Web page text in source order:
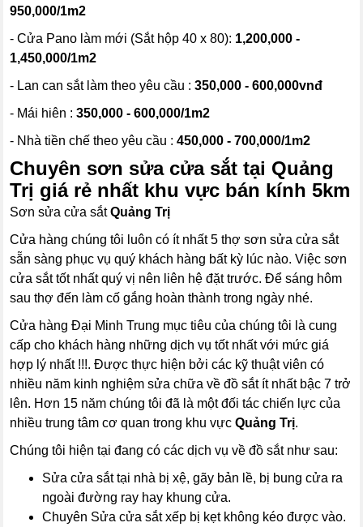
950,000/1m2
- Cửa Pano làm mới (Sắt hộp 40 x 80): 1,200,000 -
1,450,000/1m2
- Lan can sắt làm theo yêu cầu :350,000 - 600,000vnđ
- Mái hiên :350,000 - 600,000/1m2
- Nhà tiền chế theo yêu cầu :450,000 - 700,000/1m2
Chuyên sơn sửa cửa sắt tại Quảng
Trị giá rẻ nhất khu vực bán kính 5km
Sơn sửa cửa sắtQuảng Trị
Cửa hàng chúng tôi luôn có ít nhất 5 thợ sơn sửa cửa sắt
sẵn sàng phục vụ quý khách hàng bất kỳ lúc nào. Việc sơn
cửa sắt tốt nhất quý vị nên liên hệ đặt trước. Để sáng hôm
sau thợ đến làm cố gắng hoàn thành trong ngày nhé.
Cửa hàng Đại Minh Trung mục tiêu của chúng tôi là cung
cấp cho khách hàng những dịch vụ tốt nhất với mức giá
hợp lý nhất !!!. Được thực hiện bởi các kỹ thuật viên có
nhiều năm kinh nghiệm sửa chữa về đồ sắt ít nhất bậc 7 trở
lên. Hơn 15 năm chúng tôi đã là một đối tác chiến lực của
nhiều trung tâm cơ quan trong khu vựcQuảng Trị.
Chúng tôi hiện tại đang có các dịch vụ về đồ sắt như sau:
Sửa cửa sắt tại nhà bị xệ, gãy bản lề, bị bung cửa ra
ngoài đường ray hay khung cửa.
Chuyên Sửa cửa sắt xếp bị kẹt không kéo được vào.